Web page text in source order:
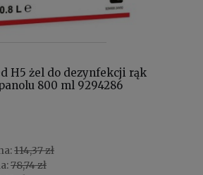
H5 żel do dezynfekcji rąk
800 ml 9294286
114,37 zł
78,74 zł